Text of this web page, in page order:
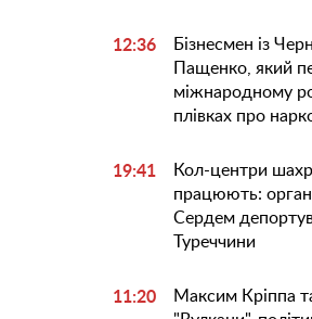
12:36
Бізнесмен із
Пащенко, який
міжнародному
плівках про
19:41
Кол-центри
працюють:
Сердем
Туреччини
11:20
Максим Кріппа